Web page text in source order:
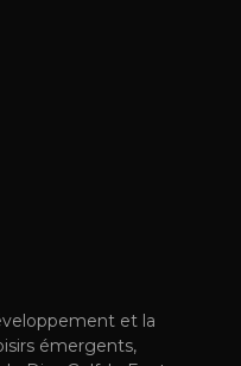
et la
émergents,